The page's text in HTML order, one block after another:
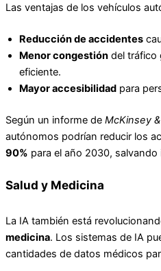
Las ventajas de los vehículos
Reducción de accidentes
Menor congestión del tráfico
eficiente.
Mayor accesibilidad para
Según un informe de McKinsey
autónomos podrían reducir los
90% para el año 2030,
Salud y Medicina
La IA también está
medicina. Los sistemas de IA
cantidades de datos médicos